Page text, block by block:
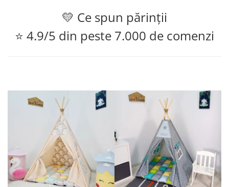
💛 Ce spun părinții
⭐ 4.9/5 din peste 7.000 de comenzi